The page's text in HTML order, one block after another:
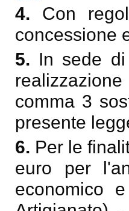
4. Con
concessione
5. In sede
comma 3
presente
6. Per le
euro per
economico